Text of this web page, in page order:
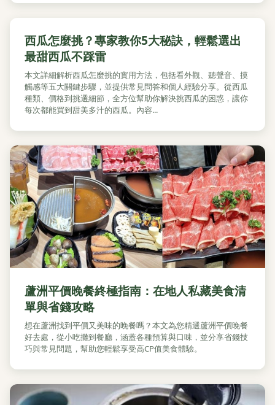
西瓜怎麼挑？專家教你5大秘訣，輕鬆選出
最甜西瓜不踩雷
本文詳細解析西瓜怎麼挑的實用方法，包括看外觀、聽聲音、摸
觸感等五大關鍵步驟，並提供常見問答和個人經驗分享。從西瓜
種類、價格到挑選細節，全方位幫助你解決挑西瓜的困惑，讓你
每次都能買到甜美多汁的西瓜。內容...
蘆洲平價晚餐終極指南：在地人私藏美食清
單與省錢攻略
想在蘆洲找到平價又美味的晚餐嗎？本文為您精選蘆洲平價晚餐
好去處，從小吃攤到餐廳，涵蓋各種預算與口味，並分享省錢技
巧與常見問題，幫助您輕鬆享受高CP值美食體驗。